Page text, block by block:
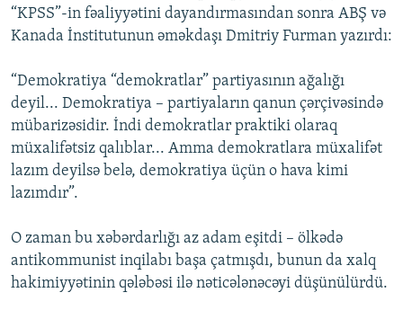
“KPSS”-in fəaliyyətini dayandırmasından sonra ABŞ və
Kanada İnstitutunun əməkdaşı Dmitriy Furman yazırdı:
“Demokratiya “demokratlar” partiyasının ağalığı
deyil... Demokratiya – partiyaların qanun çərçivəsində
mübarizəsidir. İndi demokratlar praktiki olaraq
müxalifətsiz qalıblar... Amma demokratlara müxalifət
lazım deyilsə belə, demokratiya üçün o hava kimi
lazımdır”.
O zaman bu xəbərdarlığı az adam eşitdi – ölkədə
antikommunist inqilabı başa çatmışdı, bunun da xalq
hakimiyyətinin qələbəsi ilə nəticələnəcəyi düşünülürdü.